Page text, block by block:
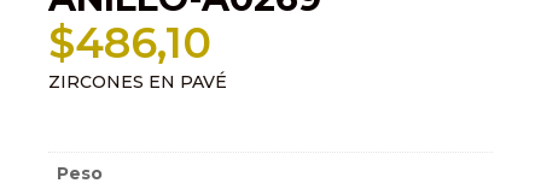
$486,10
ZIRCONES EN PAVÉ
Peso